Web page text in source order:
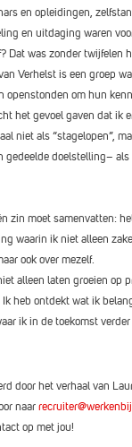
en opleidingen,
en uitdaging waren
Dat was zonder twijfelen
Verhelst is een groep
openstonden om hun
het gevoel gaven dat ik
niet als “stagelopen”,
gedeelde doelstelling– als
zin moet samenvatten:
waarin ik niet alleen
ook over mezelf.
alleen laten groeien op
Ik heb ontdekt wat ik
ik in de toekomst
door het verhaal van
naar
op met jou!